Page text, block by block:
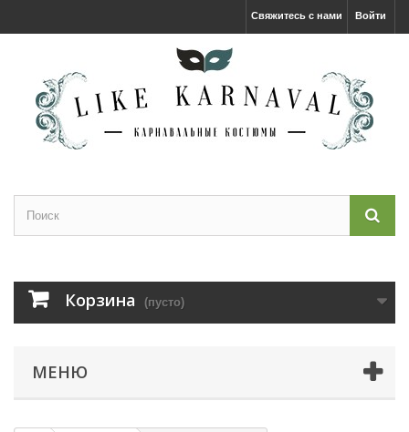
Войти
Свяжитесь с нами
Корзина (пусто)
МЕНЮ